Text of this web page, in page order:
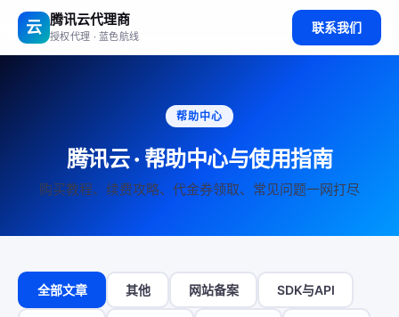
云 腾讯云代理商
授权代理 · 蓝色航线
联系我们
帮助中心
腾讯云 · 帮助中心与使用指南
购买教程、续费攻略、代金券领取、常见问题一网打尽
全部文章 其他 网站备案 SDK与API